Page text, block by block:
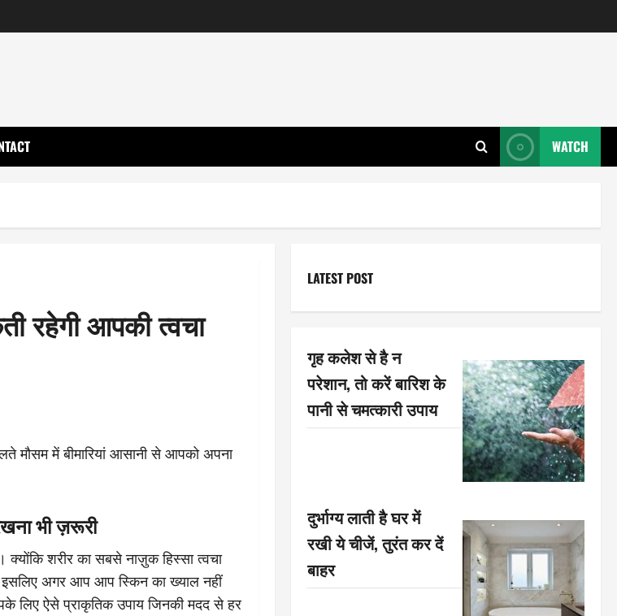
WATCH
रहेगी आपकी त्वचा
मौसम में बीमारियां आसानी से आपको अपना
भी ज़रूरी
शरीर का सबसे नाज़ुक हिस्सा त्वचा
इसलिए अगर आप आप स्किन का ख्याल नहीं
लिए ऐसे प्राकृतिक उपाय जिनकी मदद से हर
LATEST POST
गृह कलेश से है न
परेशान, तो करें बारिश के
पानी से चमत्कारी उपाय
दुर्भाग्य लाती है घर में
रखी ये चीजें, तुरंत कर दें
बाहर